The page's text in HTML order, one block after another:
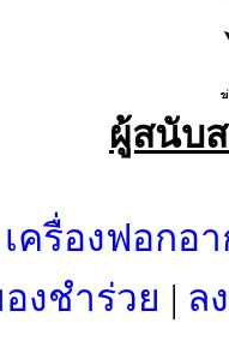
ผู้สนับ
เครื่องฟอกอ
งชำร่วย | ล